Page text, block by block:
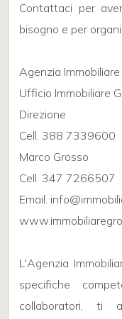
Contattaci per
bisogno e per
Agenzia
Ufficio Immobiliare
Direzione
Cell. 388 7339600
Marco Grosso
Cell. 347 7266507
Email.
L'Agenzia
specifiche
collaboratori, ti
3
5
5+
1